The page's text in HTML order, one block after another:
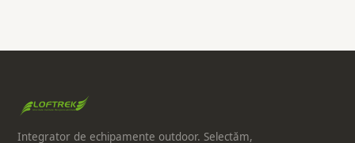
Integrator de echipamente outdoor. Selectăm,